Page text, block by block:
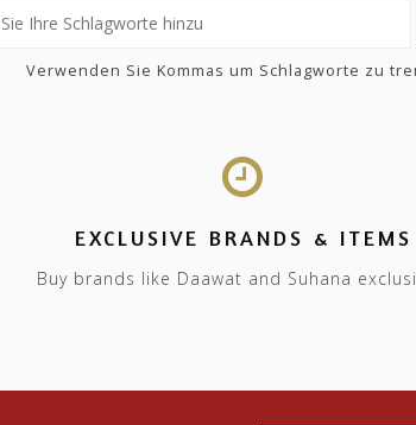
Verwenden Sie Kommas um Schlagworte zu
EXCLUSIVE BRANDS & ITEMS
Buy brands like Daawat and Suhana